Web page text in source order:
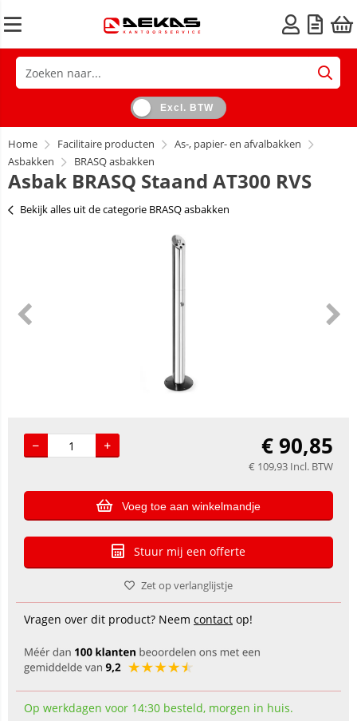
Excl. BTW
Home Facilitaire producten
As-, papier- en afvalbakken
Asbakken
BRASQ asbakken
Asbak BRASQ Staand AT300 RVS
Bekijk alles uit de categorie BRASQ asbakken
€90,85
€ 109,93 Incl. BTW
Voeg toe aan winkelmandje
Stuur mij een offerte
Zet op verlanglijstje
Vragen over dit product? Neem contact op!
Op werkdagen voor 14:30 besteld, morgen in huis.